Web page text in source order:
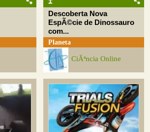
Descoberta Nova
EspÃ©cie de Dinossauro
com...
Planeta
CiÃªncia Online